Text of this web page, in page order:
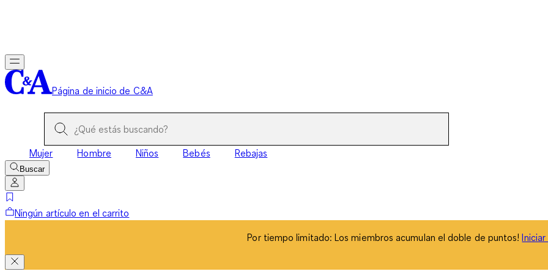
Página de inicio de C&A
Mujer Hombre Niños Bebés Rebajas
Buscar
Ningún artículo en el carrito
Por tiempo limitado: Los miembros acumulan el doble de puntos!